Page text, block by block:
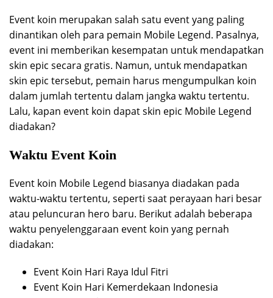
Event koin merupakan salah satu event yang paling
dinantikan oleh para pemain Mobile Legend. Pasalnya,
event ini memberikan kesempatan untuk mendapatkan
skin epic secara gratis. Namun, untuk mendapatkan
skin epic tersebut, pemain harus mengumpulkan koin
dalam jumlah tertentu dalam jangka waktu tertentu.
Lalu, kapan event koin dapat skin epic Mobile Legend
diadakan?
Waktu Event Koin
Event koin Mobile Legend biasanya diadakan pada
waktu-waktu tertentu, seperti saat perayaan hari besar
atau peluncuran hero baru. Berikut adalah beberapa
waktu penyelenggaraan event koin yang pernah
diadakan:
Event Koin Hari Raya Idul Fitri
Event Koin Hari Kemerdekaan Indonesia